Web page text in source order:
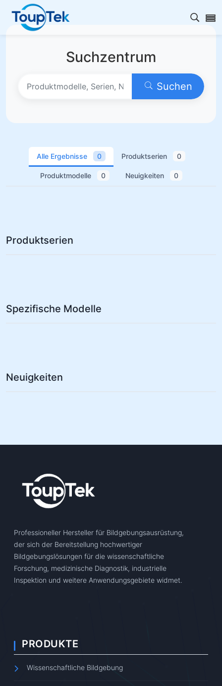
Open
Suchzentrum
Suchen
Alle Ergebnisse 0 Produktserien 0
Produktmodelle 0 Neuigkeiten 0
Produktserien
Spezifische Modelle
Neuigkeiten
Professioneller Hersteller für Bildgebungsausrüstung,
der sich der Bereitstellung hochwertiger
Bildgebungslösungen für die wissenschaftliche
Forschung, medizinische Diagnostik, industrielle
Inspektion und weitere Anwendungsgebiete widmet.
PRODUKTE
Wissenschaftliche Bildgebung